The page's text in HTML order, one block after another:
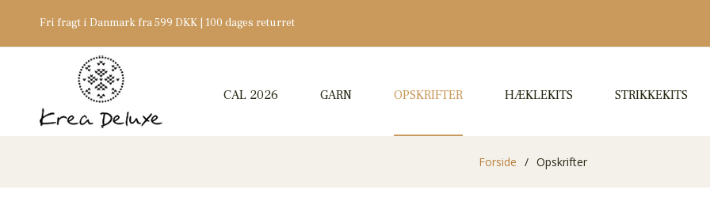
Fri fragt i Danmark fra 599 DKK | 100 dages returret
CAL 2026 GARN OPSKRIFTER HÆKLEKITS STRIKKEKITS
Forside / Opskrifter